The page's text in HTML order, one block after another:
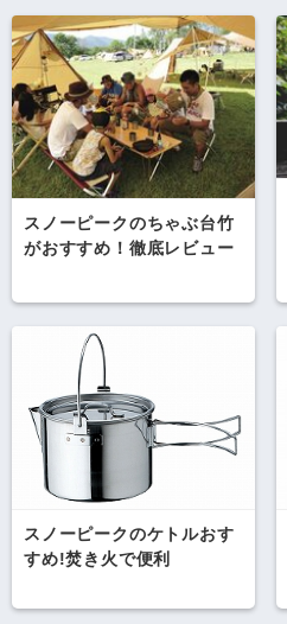
スノーピークのちゃぶ台竹
がおすすめ！徹底レビュー
スノーピークのケトルおす
すめ!焚き火で便利